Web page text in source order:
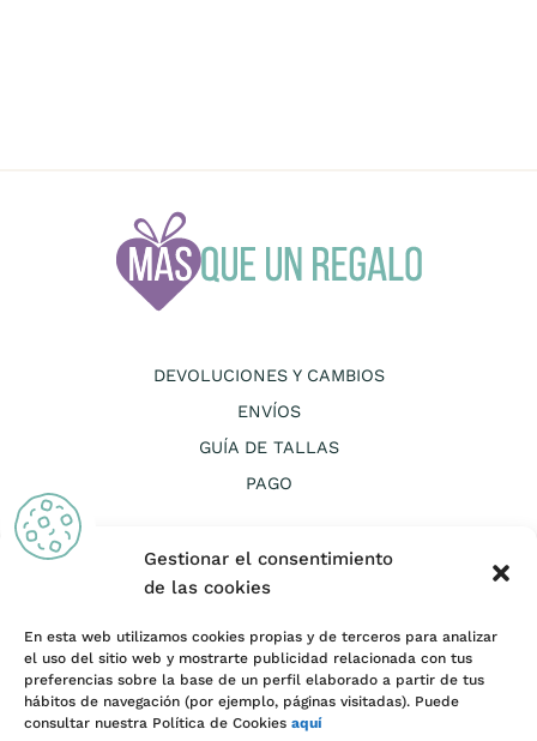
Gestionar el consentimiento
de las cookies
En esta web utilizamos cookies propias y de terceros para analizar
el uso del sitio web y mostrarte publicidad relacionada con tus
preferencias sobre la base de un perfil elaborado a partir de tus
hábitos de navegación (por ejemplo, páginas visitadas). Puede
consultar nuestra Política de Cookies aquí
DEVOLUCIONES Y CAMBIOS
ENVÍOS
GUÍA DE TALLAS
PAGO
CANAL ÉTICO
AVISO LEGAL Y TÉRMINOS Y CONDICIONES DE USO
COOKIES